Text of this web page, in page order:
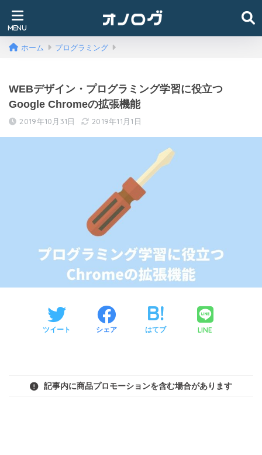
ホーム プログラミング
WEBデザイン・プログラミング学習に役立つ
Google Chromeの拡張機能
2019年10月31日 2019年11月1日
ツイート シェア はてブ LINE
記事内に商品プロモーションを含む場合があります